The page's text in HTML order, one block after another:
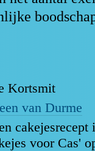
Kortsmit
van Durme
voor Cas'